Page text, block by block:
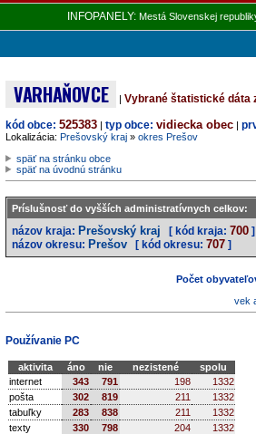
INFOPANELY: Mestá Slovenskej
VARHAŇOVCE |Vybrané štatistické dáta
kód obce: 525383 | typ obce: vidiecka obec |
Lokalizácia: Prešovský kraj » okres Prešov
späť na stránku obce
späť na úvodnú stránku
Príslušnosť do vyšších administratívnych celkov:
názov kraja: Prešovský kraj [ kód kraja: 700 ]
názov okresu: Prešov [ kód okresu: 707 ]
Počet
vek
Používanie PC
aktivita áno nie nezistené
spolu
internet
343 791 198
1332
pošta
302 819 211
1332
tabuľky
283 838 211
1332
texty
330 798 204 1332